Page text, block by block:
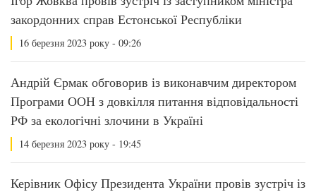
закордонних справ Естонської Республіки
16 березня 2023 року - 09:26
Андрій Єрмак обговорив із виконавчим директором
Програми ООН з довкілля питання відповідальності
РФ за екологічні злочини в Україні
14 березня 2023 року - 19:45
Керівник Офісу Президента України провів зустріч із